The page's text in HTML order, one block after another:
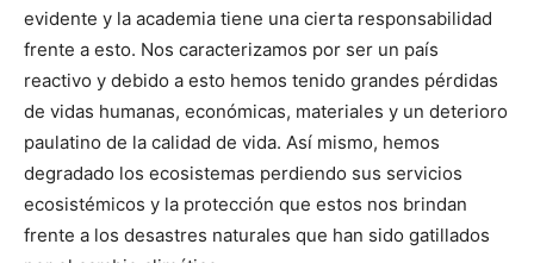
evidente y la academia tiene una cierta responsabilidad
frente a esto. Nos caracterizamos por ser un país
reactivo y debido a esto hemos tenido grandes pérdidas
de vidas humanas, económicas, materiales y un deterioro
paulatino de la calidad de vida. Así mismo, hemos
degradado los ecosistemas perdiendo sus servicios
ecosistémicos y la protección que estos nos brindan
frente a los desastres naturales que han sido gatillados